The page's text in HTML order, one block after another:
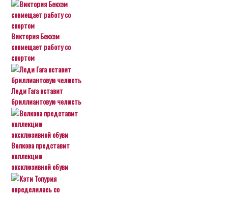
Виктория Бекхэм
совмещает работу со
спортом
Леди Гага вставит
бриллиантовую челюсть
Волкова представит
коллекцию
эксклюзивной обуви